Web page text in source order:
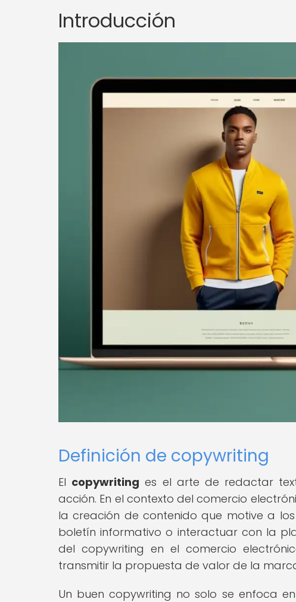
Introducción
Definición de copywriting
El copywriting es el arte de redactar
acción. En el contexto del comercio
la creación de contenido que motive a
boletín informativo o interactuar con la
del copywriting en el comercio
transmitir la propuesta de valor de la
Un buen copywriting no solo se enfoca